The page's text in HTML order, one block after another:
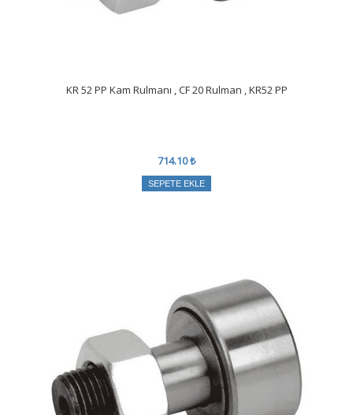
KR 52 PP Kam Rulmanı , CF 20 Rulman , KR52 PP
714.10 ₺
SEPETE EKLE